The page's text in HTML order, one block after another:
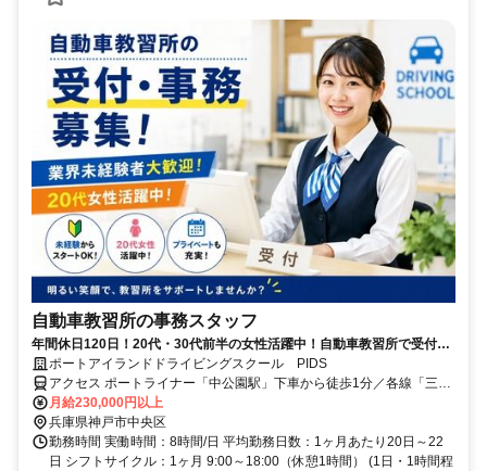
自動車教習所の事務スタッフ
年間休日120日！20代・30代前半の女性活躍中！自動車教習所で受付・
事務募集！未経験者多数活躍中！
ポートアイランドドライビングスクール PIDS
アクセス ポートライナー「中公園駅」下車から徒歩1分／各線「三宮
駅」より車で10分 ＜車・バイク通勤OK！＞
月給230,000円以上
兵庫県神戸市中央区
勤務時間 実働時間：8時間/日 平均勤務日数：1ヶ月あたり20日～22
日 シフトサイクル：1ヶ月 9:00～18:00（休憩1時間） (1日・1時間程